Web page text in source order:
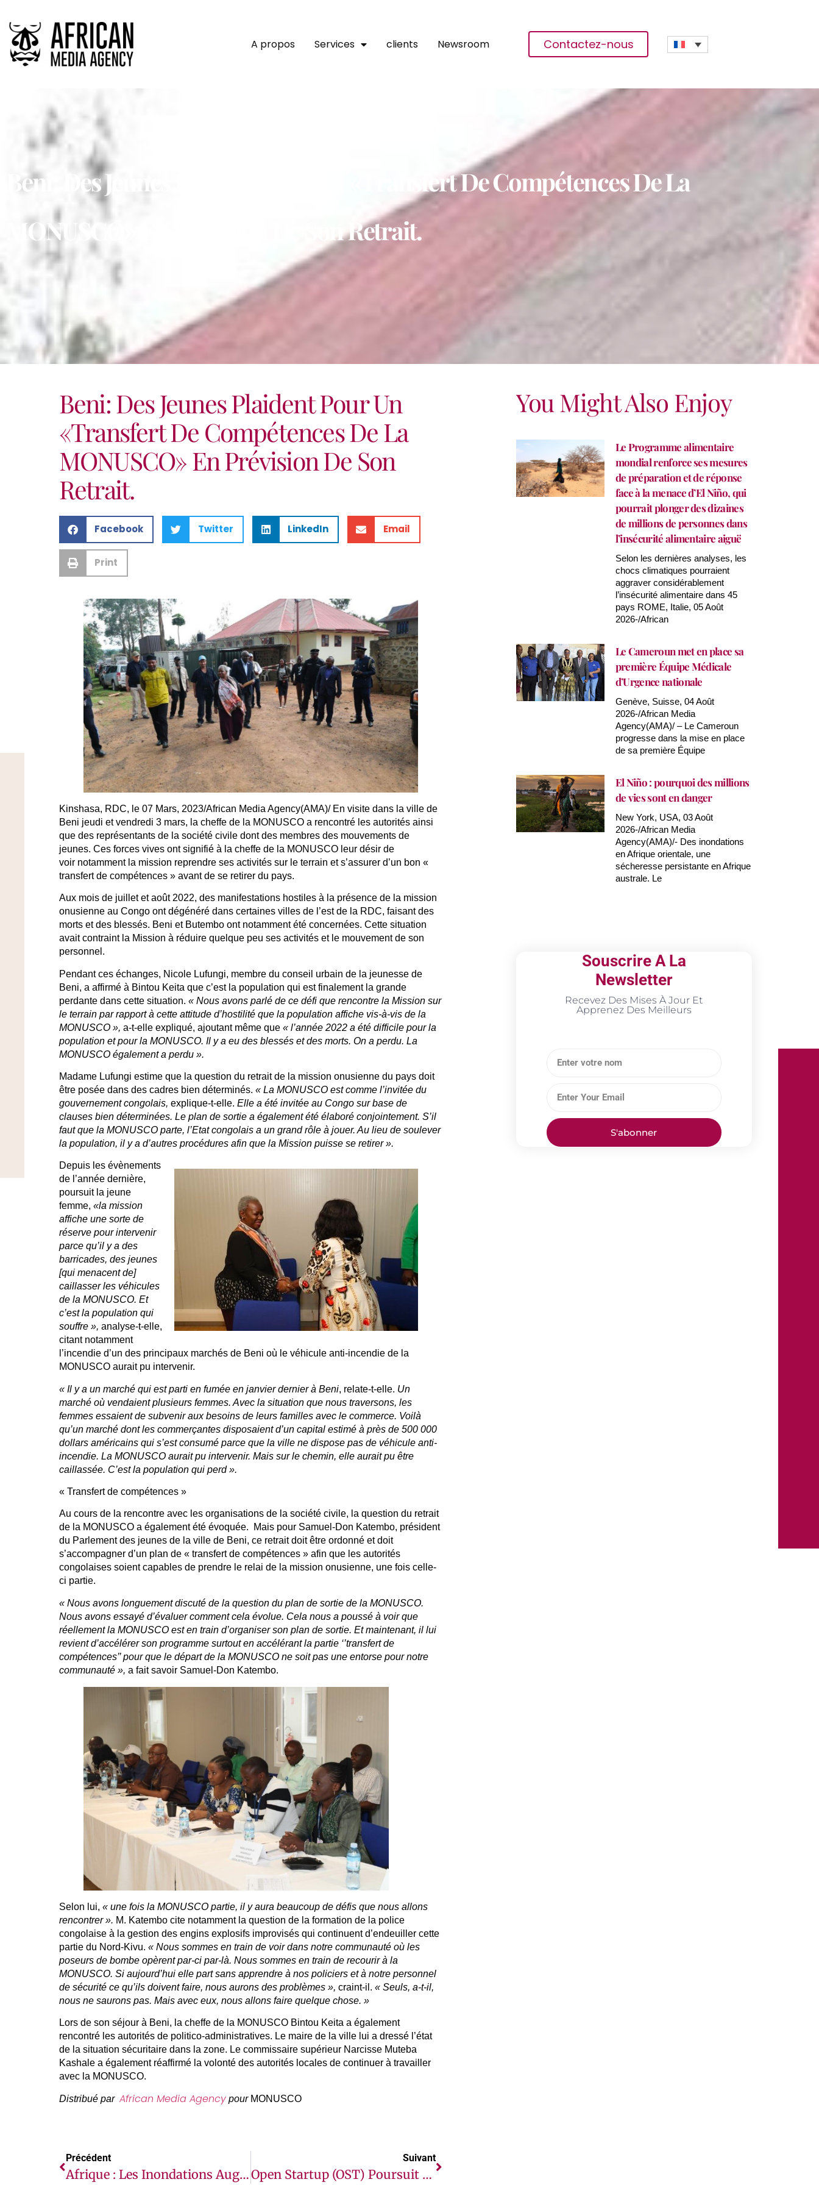
A propos Services clients Newsroom Contactez-nous
Beni: Des Jeunes Plaident Pour Un «transfert De Compétences De La
MONUSCO» En Prévision De Son Retrait.
Beni: Des Jeunes Plaident Pour Un
«transfert De Compétences De La
MONUSCO» En Prévision De Son
Retrait.
Facebook Twitter LinkedIn Email
Print
Kinshasa, RDC, le 07 Mars, 2023/African Media Agency(AMA)/ En visite dans la ville de
Beni jeudi et vendredi 3 mars, la cheffe de la MONUSCO a rencontré les autorités ainsi
que des représentants de la société civile dont des membres des mouvements de
jeunes. Ces forces vives ont signifié à la cheffe de la MONUSCO leur désir de
voir notamment la mission reprendre ses activités sur le terrain et s’assurer d’un bon «
transfert de compétences » avant de se retirer du pays.
Aux mois de juillet et août 2022, des manifestations hostiles à la présence de la mission
onusienne au Congo ont dégénéré dans certaines villes de l’est de la RDC, faisant des
morts et des blessés. Beni et Butembo ont notamment été concernées. Cette situation
avait contraint la Mission à réduire quelque peu ses activités et le mouvement de son
personnel.
Pendant ces échanges, Nicole Lufungi, membre du conseil urbain de la jeunesse de
Beni, a affirmé à Bintou Keita que c’est la population qui est finalement la grande
perdante dans cette situation. « Nous avons parlé de ce défi que rencontre la Mission sur
le terrain par rapport à cette attitude d’hostilité que la population affiche vis-à-vis de la
MONUSCO », a-t-elle expliqué, ajoutant même que « l’année 2022 a été difficile pour la
population et pour la MONUSCO. Il y a eu des blessés et des morts. On a perdu. La
MONUSCO également a perdu ».
Madame Lufungi estime que la question du retrait de la mission onusienne du pays doit
être posée dans des cadres bien déterminés. « La MONUSCO est comme l’invitée du
gouvernement congolais, explique-t-elle. Elle a été invitée au Congo sur base de
clauses bien déterminées. Le plan de sortie a également été élaboré conjointement. S’il
faut que la MONUSCO parte, l’Etat congolais a un grand rôle à jouer. Au lieu de soulever
la population, il y a d’autres procédures afin que la Mission puisse se retirer ».
Depuis les évènements
de l’année dernière,
poursuit la jeune
femme, «la mission
affiche une sorte de
réserve pour intervenir
parce qu’il y a des
barricades, des jeunes
[qui menacent de]
caillasser les véhicules
de la MONUSCO. Et
c’est la population qui
souffre », analyse-t-elle,
citant notamment
l’incendie d’un des principaux marchés de Beni où le véhicule anti-incendie de la
MONUSCO aurait pu intervenir.
« Il y a un marché qui est parti en fumée en janvier dernier à Beni, relate-t-elle. Un
marché où vendaient plusieurs femmes. Avec la situation que nous traversons, les
femmes essaient de subvenir aux besoins de leurs familles avec le commerce. Voilà
qu’un marché dont les commerçantes disposaient d’un capital estimé à près de 500 000
dollars américains qui s’est consumé parce que la ville ne dispose pas de véhicule anti-
incendie. La MONUSCO aurait pu intervenir. Mais sur le chemin, elle aurait pu être
caillassée. C’est la population qui perd ».
« Transfert de compétences »
Au cours de la rencontre avec les organisations de la société civile, la question du retrait
de la MONUSCO a également été évoquée. Mais pour Samuel-Don Katembo, président
du Parlement des jeunes de la ville de Beni, ce retrait doit être ordonné et doit
s’accompagner d’un plan de « transfert de compétences » afin que les autorités
congolaises soient capables de prendre le relai de la mission onusienne, une fois celle-
ci partie.
« Nous avons longuement discuté de la question du plan de sortie de la MONUSCO.
Nous avons essayé d’évaluer comment cela évolue. Cela nous a poussé à voir que
réellement la MONUSCO est en train d’organiser son plan de sortie. Et maintenant, il lui
revient d’accélérer son programme surtout en accélérant la partie ‘’transfert de
compétences’’ pour que le départ de la MONUSCO ne soit pas une entorse pour notre
communauté », a fait savoir Samuel-Don Katembo.
Selon lui, « une fois la MONUSCO partie, il y aura beaucoup de défis que nous allons
rencontrer ». M. Katembo cite notamment la question de la formation de la police
congolaise à la gestion des engins explosifs improvisés qui continuent d’endeuiller cette
partie du Nord-Kivu. « Nous sommes en train de voir dans notre communauté où les
poseurs de bombe opèrent par-ci par-là. Nous sommes en train de recourir à la
MONUSCO. Si aujourd’hui elle part sans apprendre à nos policiers et à notre personnel
de sécurité ce qu’ils doivent faire, nous aurons des problèmes », craint-il. « Seuls, a-t-il,
nous ne saurons pas. Mais avec eux, nous allons faire quelque chose. »
Lors de son séjour à Beni, la cheffe de la MONUSCO Bintou Keita a également
rencontré les autorités de politico-administratives. Le maire de la ville lui a dressé l’état
de la situation sécuritaire dans la zone. Le commissaire supérieur Narcisse Muteba
Kashale a également réaffirmé la volonté des autorités locales de continuer à travailler
avec la MONUSCO.
Distribué par African Media Agencypour MONUSCO
Précédent
Afrique : Les Inondations Augmentent Le Risque De Choléra, Alerte L’OMS
Suivant
Open Startup (OST) Poursuit Son Chapitre De Trois Ans En Afrique Avec AfricaGrow
You Might Also Enjoy
Le Programme alimentaire
mondial renforce ses mesures
de préparation et de réponse
face à la menace d’El Niño, qui
pourrait plonger des dizaines
de millions de personnes dans
l’insécurité alimentaire aiguë
Selon les dernières analyses, les
chocs climatiques pourraient
aggraver considérablement
l’insécurité alimentaire dans 45
pays ROME, Italie, 05 Août
2026-/African
Le Cameroun met en place sa
première Équipe Médicale
d’Urgence nationale
Genève, Suisse, 04 Août
2026-/African Media
Agency(AMA)/ – Le Cameroun
progresse dans la mise en place
de sa première Équipe
El Niño : pourquoi des millions
de vies sont en danger
New York, USA, 03 Août
2026-/African Media
Agency(AMA)/- Des inondations
en Afrique orientale, une
sécheresse persistante en Afrique
australe. Le
Souscrire A La
Newsletter
Recevez Des Mises À Jour Et
Apprenez Des Meilleurs
S'abonner